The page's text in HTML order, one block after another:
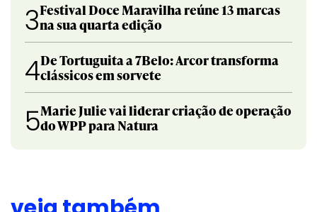
3Festival Doce Maravilha reúne 13 marcas
na sua quarta edição
4De Tortuguita a 7Belo: Arcor transforma
clássicos em sorvete
5Marie Julie vai liderar criação de operação
do WPP para Natura